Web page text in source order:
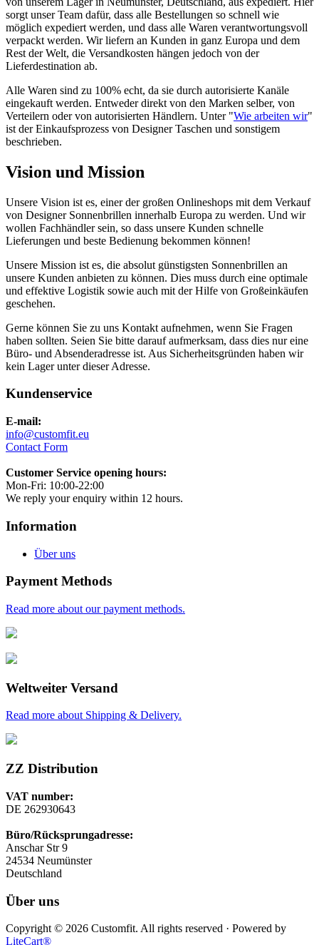
sorgt unser Team dafür, dass alle Bestellungen so schnell wie
möglich expediert werden, und dass alle Waren verantwortungsvoll
verpackt werden. Wir liefern an Kunden in ganz Europa und dem
Rest der Welt, die Versandkosten hängen jedoch von der
Lieferdestination ab.
Alle Waren sind zu 100% echt, da sie durch autorisierte Kanäle
eingekauft werden. Entweder direkt von den Marken selber, von
Verteilern oder von autorisierten Händlern. Unter "Wie arbeiten wir"
ist der Einkaufsprozess von Designer Taschen und sonstigem
beschrieben.
Vision und Mission
Unsere Vision ist es, einer der großen Onlineshops mit dem Verkauf
von Designer Sonnenbrillen innerhalb Europa zu werden. Und wir
wollen Fachhändler sein, so dass unsere Kunden schnelle
Lieferungen und beste Bedienung bekommen können!
Unsere Mission ist es, die absolut günstigsten Sonnenbrillen an
unsere Kunden anbieten zu können. Dies muss durch eine optimale
und effektive Logistik sowie auch mit der Hilfe von Großeinkäufen
geschehen.
Gerne können Sie zu uns Kontakt aufnehmen, wenn Sie Fragen
haben sollten. Seien Sie bitte darauf aufmerksam, dass dies nur eine
Büro- und Absenderadresse ist. Aus Sicherheitsgründen haben wir
kein Lager unter dieser Adresse.
Kundenservice
E-mail:
info@customfit.eu
Contact Form
Customer Service opening hours:
Mon-Fri: 10:00-22:00
We reply your enquiry within 12 hours.
Information
Über uns
Payment Methods
Read more about our payment methods.
Weltweiter Versand
Read more about Shipping & Delivery.
ZZ Distribution
VAT number:
DE 262930643
Büro/Rücksprungadresse:
Anschar Str 9
24534 Neumünster
Deutschland
Über uns
Copyright © 2026 Customfit. All rights reserved · Powered by
LiteCart®